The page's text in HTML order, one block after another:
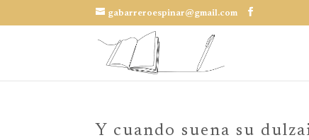
gabarreroespinar@gmail.com
Y cuando suena su